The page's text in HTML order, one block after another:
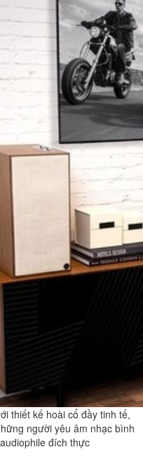
thiết kế hoài cổ đầy tinh tế,
người yêu âm nhạc bình
đích thực